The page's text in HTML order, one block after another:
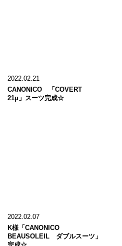
2022.02.21
CANONICO 「COVERT
21μ」スーツ完成☆
2022.02.07
K様「CANONICO
BEAUSOLEIL ダブルスーツ」